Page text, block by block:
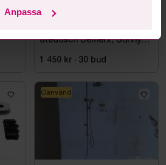
Anpassa
3d 22h Bromma
utedusch Demerx, Sunny
1 450 kr · 30 bud
Oanvänd